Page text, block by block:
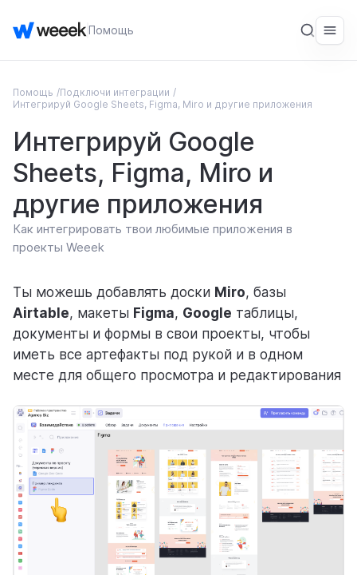
Помощь
ОБЩЕЕ
Начало работы
Начни ставить Задачи
Настрой продажи в CRM
Пригласи команду
Подключи интеграции
СЕРВИС
Рабочие пространства
Задачи
База знаний
Помощь
Подключи интеграции
Интегрируй Google Sheets, Figma, Miro и другие приложения
Интегрируй Google
Sheets, Figma, Miro и
другие приложения
Как интегрировать твои любимые приложения в
проекты Weeek
Ты можешь добавлять доски Miro, базы
Airtable, макеты Figma, Google таблицы,
документы и формы в свои проекты, чтобы
иметь все артефакты под рукой и в одном
месте для общего просмотра и редактирования